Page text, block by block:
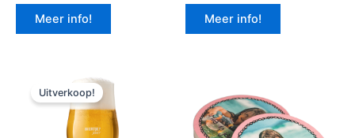
Meer info! Meer info!
Uitverkoop!